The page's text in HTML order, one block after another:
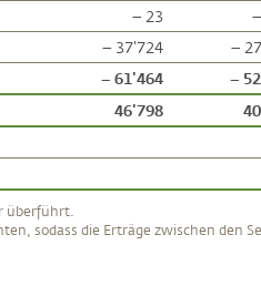
– 23
– 37'724
–
– 61'464
–
46'798
überführt.
sodass die Erträge zwischen den